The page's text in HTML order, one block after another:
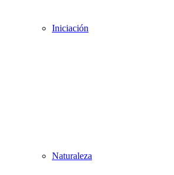
Iniciación
Naturaleza